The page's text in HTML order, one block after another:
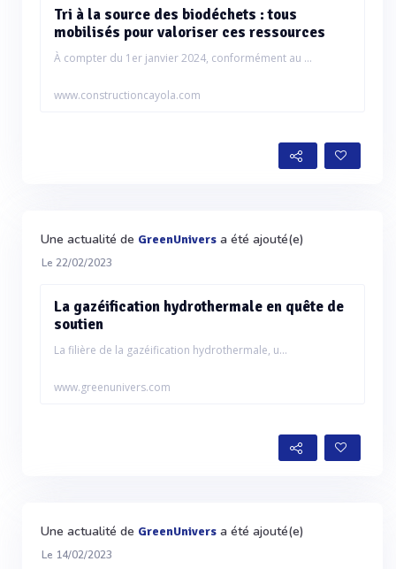
Tri à la source des biodéchets : tous
mobilisés pour valoriser ces ressources
À compter du 1er janvier 2024, conformément au ...
www.constructioncayola.com
Une actualité de GreenUnivers a été ajouté(e)
Le 22/02/2023
La gazéification hydrothermale en quête de
soutien
La filière de la gazéification hydrothermale, u...
www.greenunivers.com
Une actualité de GreenUnivers a été ajouté(e)
Le 14/02/2023